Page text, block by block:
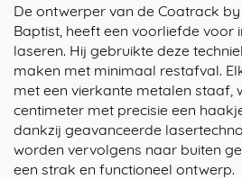
De ontwerper van de Coatrack
Baptist, heeft een voorliefde voor
laseren. Hij gebruikte deze
maken met minimaal restafval.
met een vierkante metalen staaf,
centimeter met precisie een
dankzij geavanceerde
worden vervolgens naar buiten
een strak en functioneel ontwerp.